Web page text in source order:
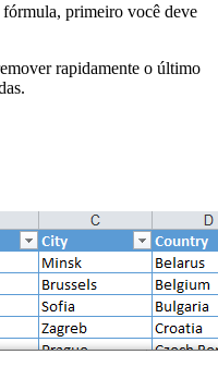
fórmula, primeiro você deve
rapidamente o último